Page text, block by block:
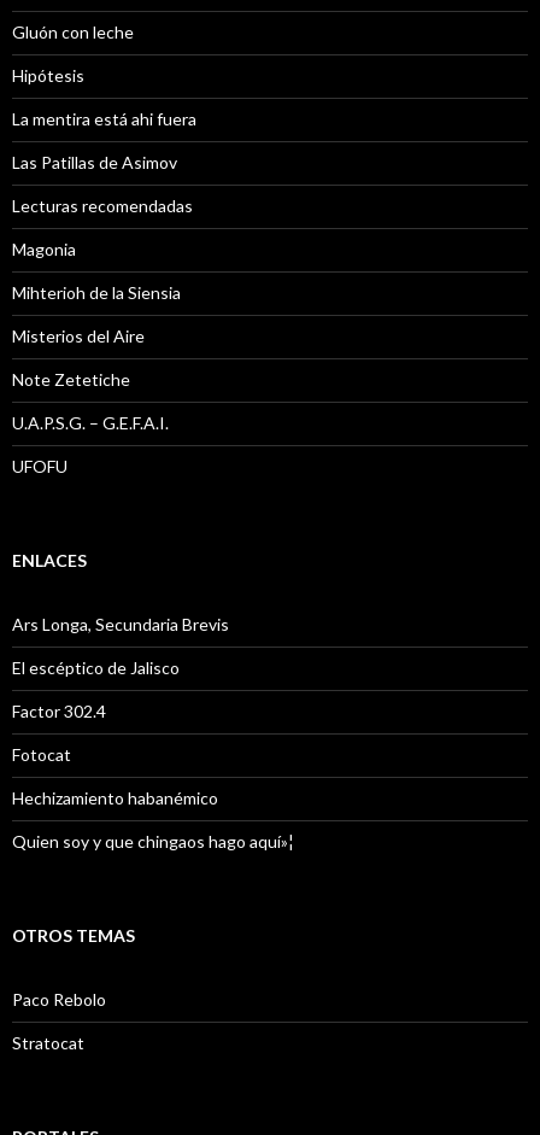
Gluón con leche
Hipótesis
La mentira está ahi fuera
Las Patillas de Asimov
Lecturas recomendadas
Magonia
Mihterioh de la Siensia
Misterios del Aire
Note Zetetiche
U.A.P.S.G. – G.E.F.A.I.
UFOFU
ENLACES
Ars Longa, Secundaria Brevis
El escéptico de Jalisco
Factor 302.4
Fotocat
Hechizamiento habanémico
Quien soy y que chingaos hago aquí»¦
OTROS TEMAS
Paco Rebolo
Stratocat